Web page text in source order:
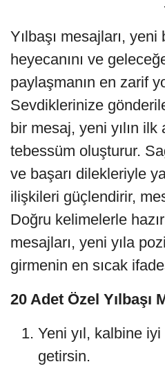
Yılbaşı mesajları, yeni
heyecanını ve
paylaşmanın en zarif
Sevdiklerinize
bir mesaj, yeni yılın ilk
tebessüm oluşturur.
ve başarı dilekleriyle
ilişkileri güçlendirir,
Doğru kelimelerle
mesajları, yeni yıla
girmenin en sıcak
20 Adet Özel Yılbaşı
Yeni yıl, kalbine
getirsin.